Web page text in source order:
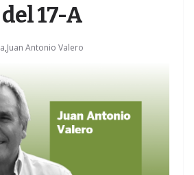
17-A
,Juan Antonio Valero